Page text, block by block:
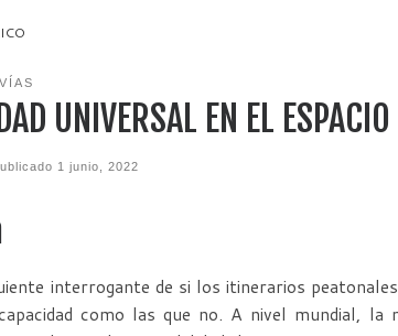
UNIVERSAL EN EL
1 junio, 2022
interrogante de si los itinerarios
como las que no. A nivel mundial,